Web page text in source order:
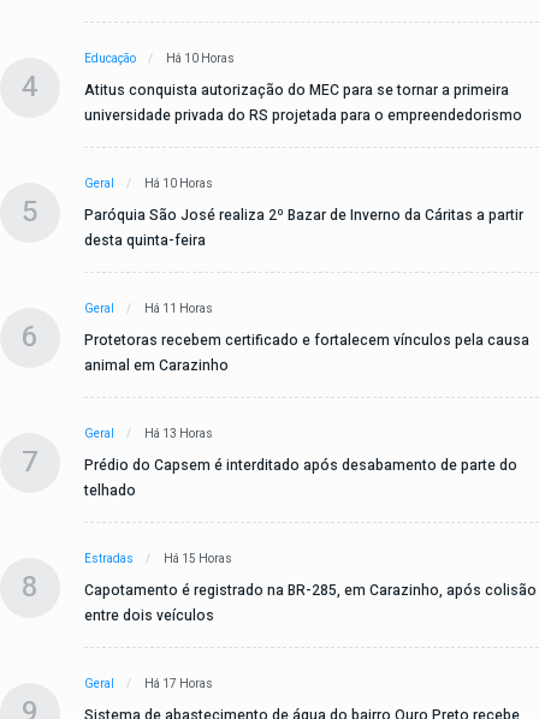
4
Educação Há 10 Horas
Atitus conquista autorização do MEC para se tornar a primeira
universidade privada do RS projetada para o empreendedorismo
5
Geral Há 10 Horas
Paróquia São José realiza 2º Bazar de Inverno da Cáritas a partir
desta quinta-feira
6
Geral Há 11 Horas
Protetoras recebem certificado e fortalecem vínculos pela causa
animal em Carazinho
7
Geral Há 13 Horas
Prédio do Capsem é interditado após desabamento de parte do
telhado
8
Estradas Há 15 Horas
Capotamento é registrado na BR-285, em Carazinho, após colisão
entre dois veículos
Geral Há 17 Horas